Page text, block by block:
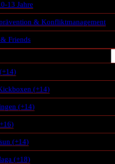
13 Jahre
& Konfliktmanagement
Friends
(+14)
(+14)
(+14)
(+18)